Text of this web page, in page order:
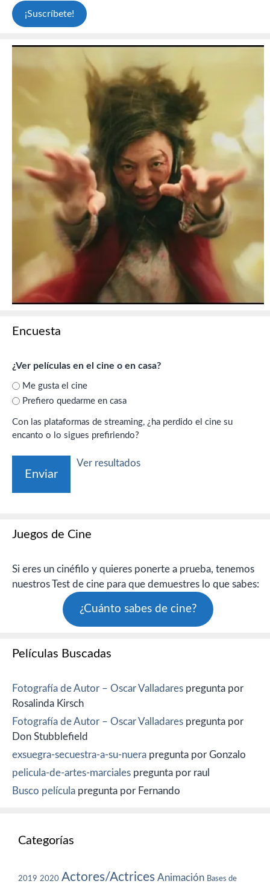
Encuesta
¿Ver películas en el cine o en casa?
Me gusta el cine
Prefiero quedarme en casa
Con las plataformas de streaming, ¿ha perdido el cine su
encanto o lo sigues prefiriendo?
Ver resultados
Juegos de Cine
Si eres un cinéfilo y quieres ponerte a prueba, tenemos
nuestros Test de cine para que demuestres lo que sabes:
¿Cuánto sabes de cine?
Películas Buscadas
Fotografía de Autor – Oscar Valladares pregunta por
Rosalinda Kirsch
Fotografía de Autor – Oscar Valladares pregunta por
Don Stubblefield
exsuegra-secuestra-a-su-nuera pregunta por Gonzalo
pelicula-de-artes-marciales pregunta por raul
Busco película pregunta por Fernando
Categorías
2019 2020 Actores/Actrices Animación Bases de